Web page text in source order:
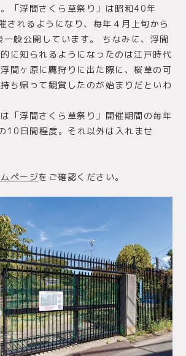
「浮間さくら草祭り」は昭和40年
されるようになり、毎年４月上旬から
般公開しています。 ちなみに、浮間
に知られるようになったのは江戸時代
間ヶ原に鷹狩りに出た際に、桜草の可
ち帰って観賞したのが始まりだといわ
「浮間さくら草祭り」開催期間の毎年
10日間程度。それ以外は入れませ
ページをご確認ください。